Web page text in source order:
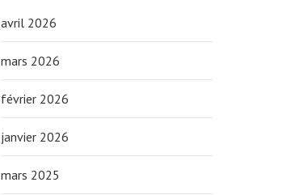
avril 2026
mars 2026
février 2026
janvier 2026
mars 2025